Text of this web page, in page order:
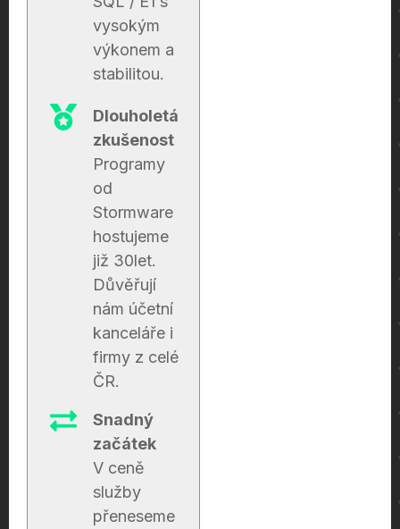
vysokým
výkonem a
stabilitou.
Dlouholetá
zkušenost
Programy
od
Stormware
hostujeme
již 30let.
Důvěřují
nám účetní
kanceláře i
firmy z celé
ČR.
Snadný
začátek
V ceně
služby
přeneseme